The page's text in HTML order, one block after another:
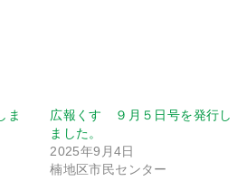
ま
広報くす ９月５日号を発行し
ました。
2025年9月4日
楠地区市民センター